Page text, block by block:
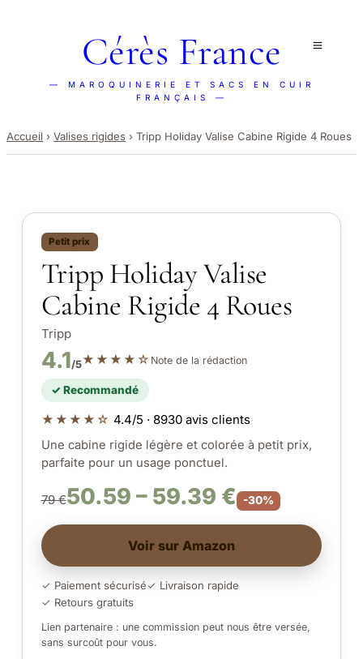
Cérès France
— MAROQUINERIE ET SACS EN CUIR
FRANÇAIS —
Accueil › Valises rigides › Tripp Holiday Valise Cabine Rigide 4 Roues
Petit prix
Tripp Holiday Valise
Cabine Rigide 4 Roues
Tripp
4.1/5★★★★☆ Note de la rédaction
✓ Recommandé
★★★★☆ 4.4/5 · 8930 avis clients
Une cabine rigide légère et colorée à petit prix,
parfaite pour un usage ponctuel.
79 €50.59 – 59.39 € -30%
Voir sur Amazon
✓ Paiement sécurisé✓ Livraison rapide
✓ Retours gratuits
Lien partenaire : une commission peut nous être versée,
sans surcoût pour vous.